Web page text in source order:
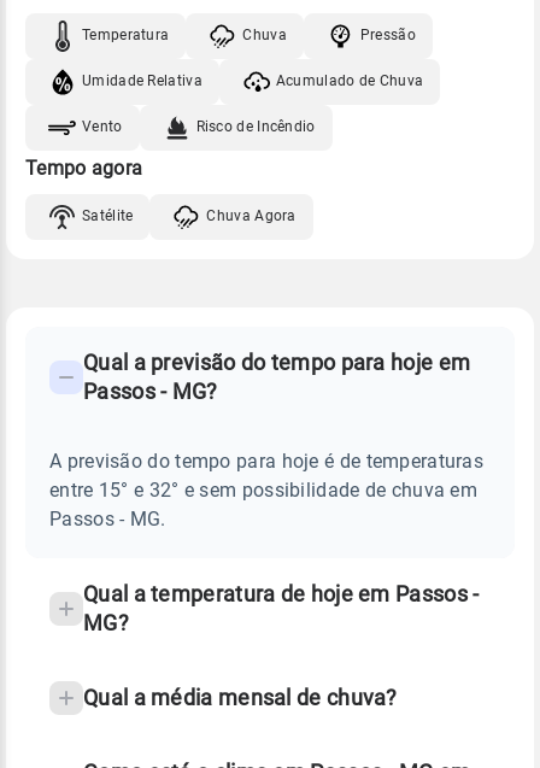
Temperatura Chuva Pressão
Umidade Relativa Acumulado de Chuva
Vento Risco de Incêndio
Tempo agora
Satélite Chuva Agora
TEMPO
Perguntas
sobre
chuva
Qual a previsão do tempo para hoje em
Passos - MG?
A previsão do tempo para hoje é de temperaturas
entre 15° e 32° e sem possibilidade de chuva em
Passos - MG.
Qual a temperatura de hoje em Passos -
MG?
Qual a média mensal de chuva?